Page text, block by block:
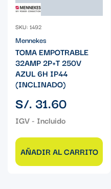
SKU: 1492
Mennekes
TOMA EMPOTRABLE
32AMP 2P+T 250V
AZUL 6H IP44
(INCLINADO)
Precio
regular
S/. 31.60
AÑADIR AL CARRITO